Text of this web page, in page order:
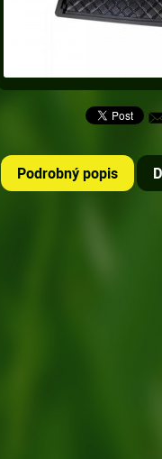
Podrobný popis